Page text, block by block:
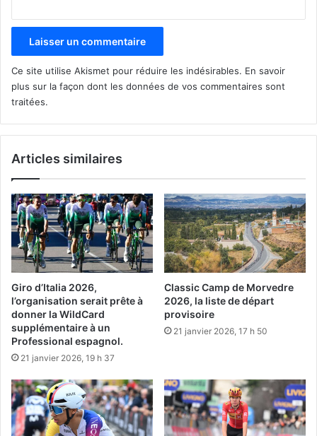
Ce site utilise Akismet pour réduire les indésirables. En savoir
plus sur la façon dont les données de vos commentaires sont
traitées.
Articles similaires
Giro d’Italia 2026,
l’organisation serait prête à
donner la WildCard
supplémentaire à un
Professional espagnol.
21 janvier 2026, 19 h 37
Classic Camp de Morvedre
2026, la liste de départ
provisoire
21 janvier 2026, 17 h 50